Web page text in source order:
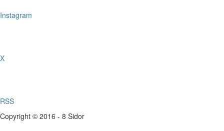
Instagram
X
RSS
Copyright © 2016 - 8 Sidor